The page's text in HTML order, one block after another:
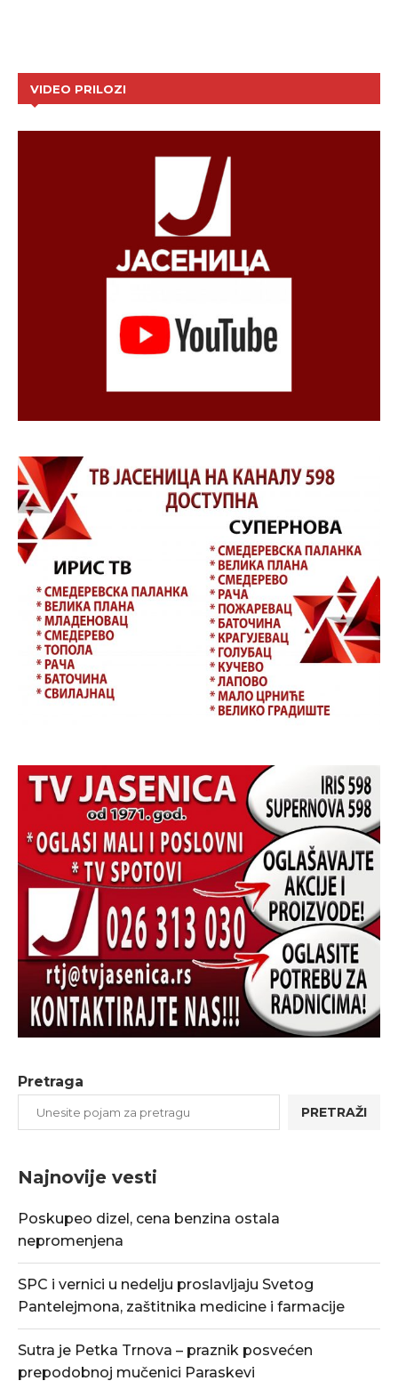
VIDEO PRILOZI
Pretraga
PRETRAŽI
Najnovije vesti
Poskupeo dizel, cena benzina ostala
nepromenjena
SPC i vernici u nedelju proslavljaju Svetog
Pantelejmona, zaštitnika medicine i farmacije
Sutra je Petka Trnova – praznik posvećen
prepodobnoj mučenici Paraskevi